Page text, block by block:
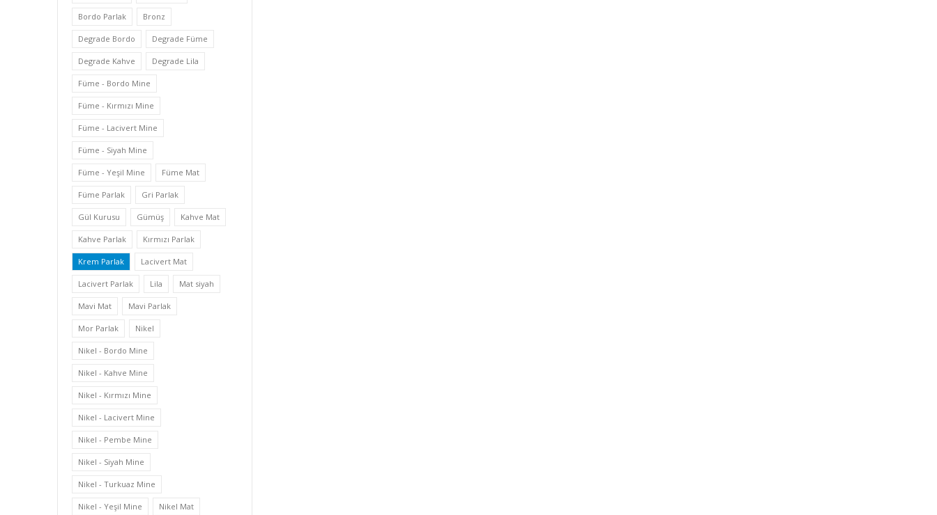
Bordo Parlak Bronz
Degrade Bordo Degrade Füme
Degrade Kahve Degrade Lila
Füme - Bordo Mine
Füme - Kırmızı Mine
Füme - Lacivert Mine
Füme - Siyah Mine
Füme - Yeşil Mine Füme Mat
Füme Parlak Gri Parlak
Gül Kurusu Gümüş Kahve Mat
Kahve Parlak Kırmızı Parlak
Krem Parlak Lacivert Mat
Lacivert Parlak Lila Mat siyah
Mavi Mat Mavi Parlak
Mor Parlak Nikel
Nikel - Bordo Mine
Nikel - Kahve Mine
Nikel - Kırmızı Mine
Nikel - Lacivert Mine
Nikel - Pembe Mine
Nikel - Siyah Mine
Nikel - Turkuaz Mine
Nikel - Yeşil Mine Nikel Mat